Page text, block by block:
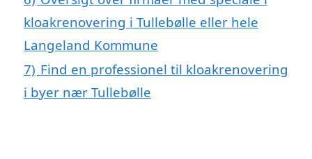
kloakrenovering i Tullebølle eller hele
Langeland Kommune
7) Find en professionel til kloakrenovering
i byer nær Tullebølle